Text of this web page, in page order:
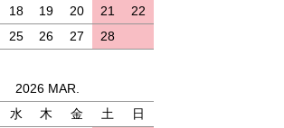
18 19 20 21
22
25 26 27 28
2026 MAR.
水 木 金 土
日